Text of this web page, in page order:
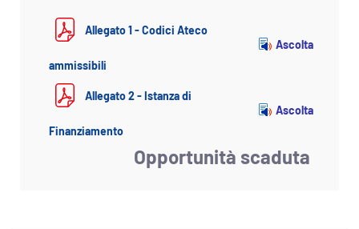
Allegato 1 - Codici Ateco
ammissibili
Ascolta
Allegato 2 - Istanza di
Finanziamento
Ascolta
Opportunità scaduta